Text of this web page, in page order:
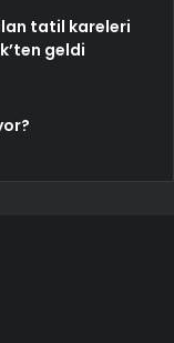
tatil kareleri
geldi